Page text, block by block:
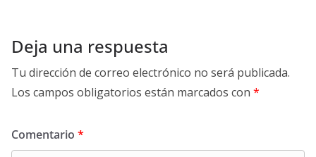
Deja una respuesta
Tu dirección de correo electrónico no será publicada.
Los campos obligatorios están marcados con *
Comentario *